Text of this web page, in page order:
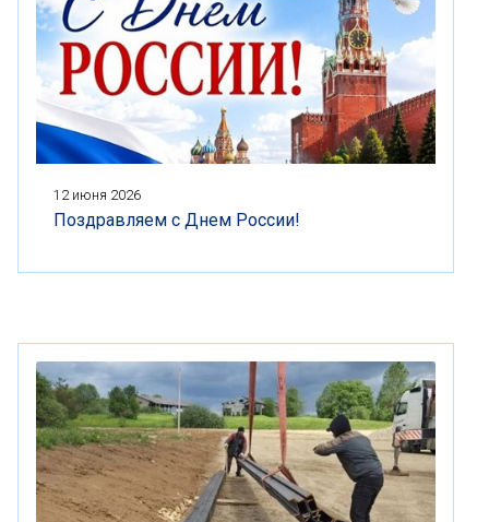
12 июня 2026
Поздравляем с Днем России!